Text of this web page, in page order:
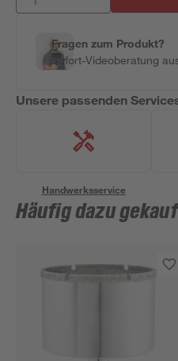
Fragen zum Produkt?
Sofort-Videoberatung
Unsere passenden
Handwerksservice
Häufig dazu